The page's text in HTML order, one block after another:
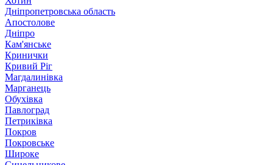
Дніпропетровська область
Апостолове
Дніпро
Кам'янське
Кринички
Кривий Ріг
Магдалинівка
Марганець
Обухівка
Павлоград
Петриківка
Покров
Покровське
Широке